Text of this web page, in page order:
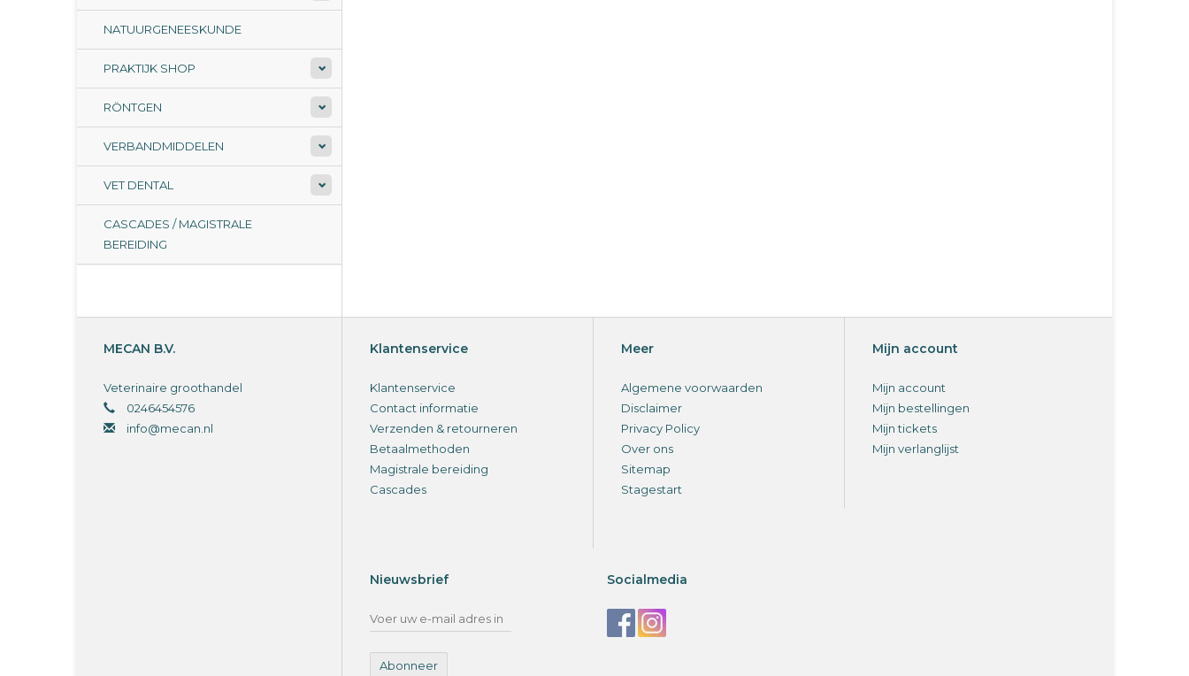
NATUURGENEESKUNDE
PRAKTIJK SHOP
RÖNTGEN
VERBANDMIDDELEN
VET DENTAL
CASCADES / MAGISTRALE
BEREIDING
MECAN B.V.
Veterinaire groothandel
0246454576
info@mecan.nl
Klantenservice
Klantenservice
Contact informatie
Verzenden & retourneren
Betaalmethoden
Magistrale bereiding
Cascades
Meer
Algemene voorwaarden
Disclaimer
Privacy Policy
Over ons
Sitemap
Stagestart
Mijn account
Mijn account
Mijn bestellingen
Mijn tickets
Mijn verlanglijst
Nieuwsbrief
Abonneer
Socialmedia